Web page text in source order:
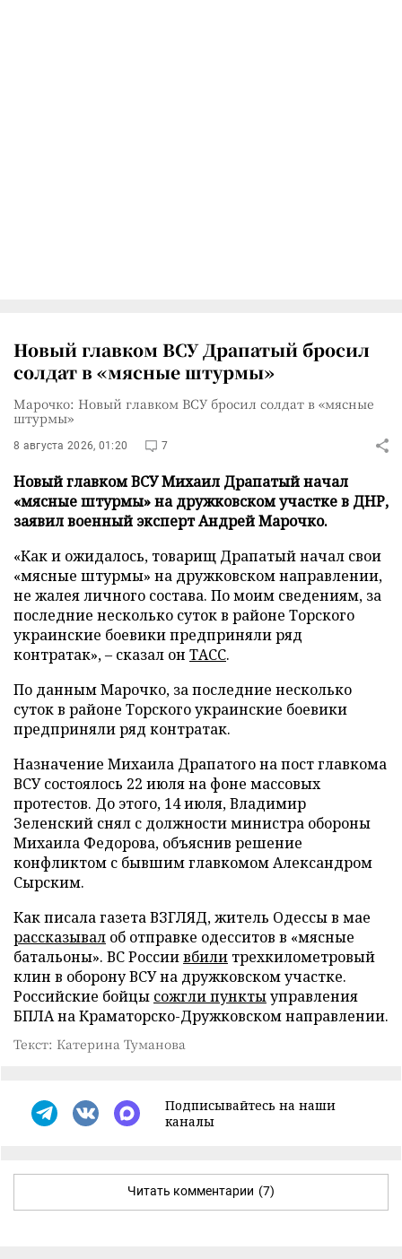
Новый главком ВСУ Драпатый бросил
солдат в «мясные штурмы»
Марочко: Новый главком ВСУ бросил солдат в «мясные
штурмы»
8 августа 2026, 01:20 7
Новый главком ВСУ Михаил Драпатый начал
«мясные штурмы» на дружковском участке в ДНР,
заявил военный эксперт Андрей Марочко.
«Как и ожидалось, товарищ Драпатый начал свои
«мясные штурмы» на дружковском направлении,
не жалея личного состава. По моим сведениям, за
последние несколько суток в районе Торского
украинские боевики предприняли ряд
контратак», – сказал он ТАСС.
По данным Марочко, за последние несколько
суток в районе Торского украинские боевики
предприняли ряд контратак.
Назначение Михаила Драпатого на пост главкома
ВСУ состоялось 22 июля на фоне массовых
протестов. До этого, 14 июля, Владимир
Зеленский снял с должности министра обороны
Михаила Федорова, объяснив решение
конфликтом с бывшим главкомом Александром
Сырским.
Как писала газета ВЗГЛЯД, житель Одессы в мае
рассказывал об отправке одесситов в «мясные
батальоны». ВС Россиивбили трехкилометровый
клин в оборону ВСУ на дружковском участке.
Российские бойцы сожгли пунктыуправления
БПЛА на Краматорско-Дружковском направлении.
Текст: Катерина Туманова
Подписывайтесь на наши
каналы
Читать комментарии (7)